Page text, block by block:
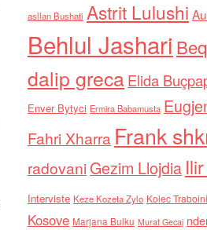
asllan Bushati Astrit Lulushi
Behlul Jashari
dalip grecaElida
Enver Bytyci Ermira Babamusta
Fahri Xharra Frank
radovaniGezim Llojdia
Interviste Keze Kozeta Zylo Kolec Traboini
Kosove Marjana Bulku Murat Gecaj